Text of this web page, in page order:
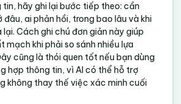
tin, hãy ghi lại bước tiếp theo: cần
đâu, ai phản hồi, trong bao lâu và khi
Cách ghi chú đơn giản này giúp
mạch khi phải so sánh nhiều lựa
cũng là thói quen tốt nếu bạn dùng
hợp thông tin, vì AI có thể hỗ trợ
không thay thế việc xác minh cuối